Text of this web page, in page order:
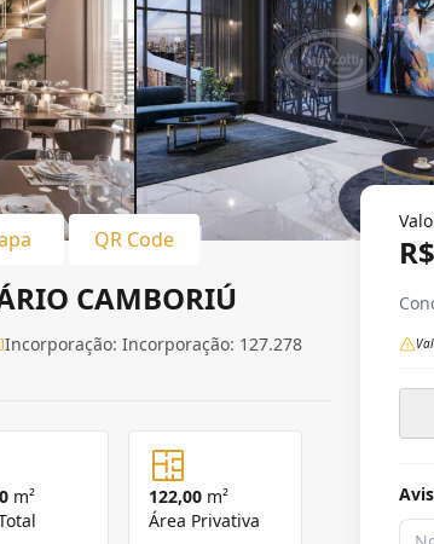
QR Code
CAMBORIÚ
Incorporação: Incorporação: 127.278
m²
122,00 m²
Área Privativa